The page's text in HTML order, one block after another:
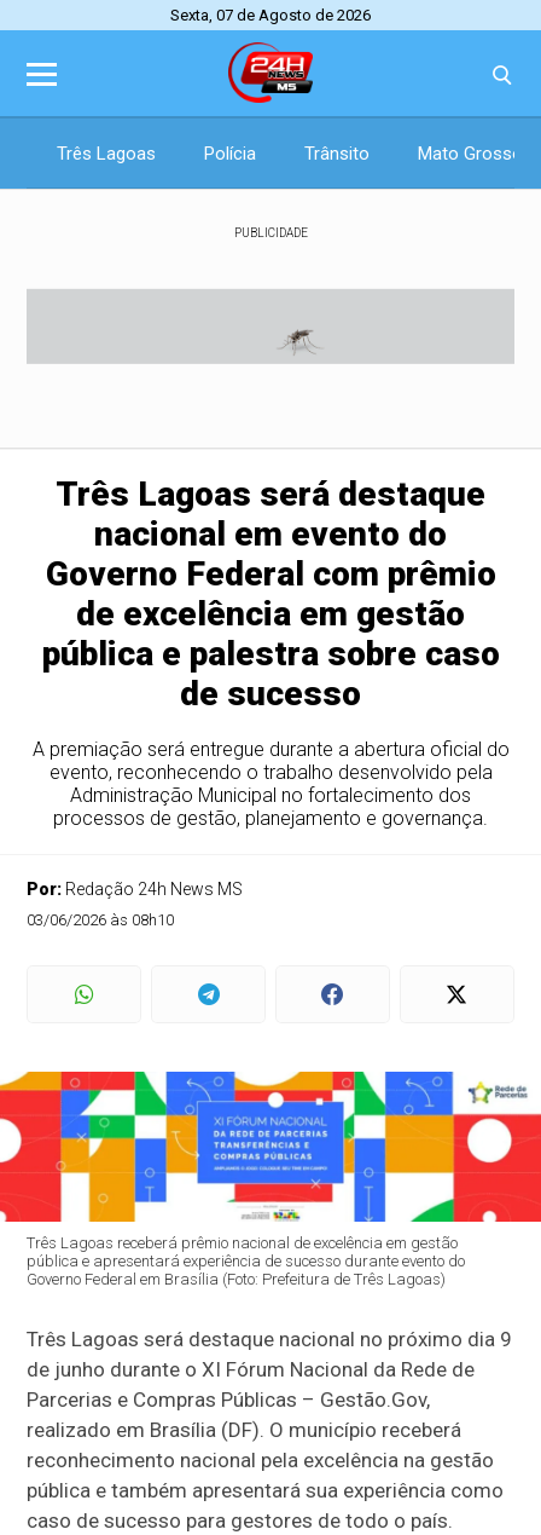
Sexta, 07 de Agosto de 2026
Três Lagoas Polícia Trânsito Mato Grosso
PUBLICIDADE
Três Lagoas será destaque
nacional em evento do
Governo Federal com prêmio
de excelência em gestão
pública e palestra sobre caso
de sucesso
A premiação será entregue durante a abertura oficial do
evento, reconhecendo o trabalho desenvolvido pela
Administração Municipal no fortalecimento dos
processos de gestão, planejamento e governança.
Por: Redação 24h News MS
03/06/2026 às 08h10
Três Lagoas receberá prêmio nacional de excelência em gestão
pública e apresentará experiência de sucesso durante evento do
Governo Federal em Brasília (Foto: Prefeitura de Três Lagoas)
Três Lagoas será destaque nacional no próximo dia 9
de junho durante o XI Fórum Nacional da Rede de
Parcerias e Compras Públicas – Gestão.Gov,
realizado em Brasília (DF). O município receberá
reconhecimento nacional pela excelência na gestão
pública e também apresentará sua experiência como
caso de sucesso para gestores de todo o país.